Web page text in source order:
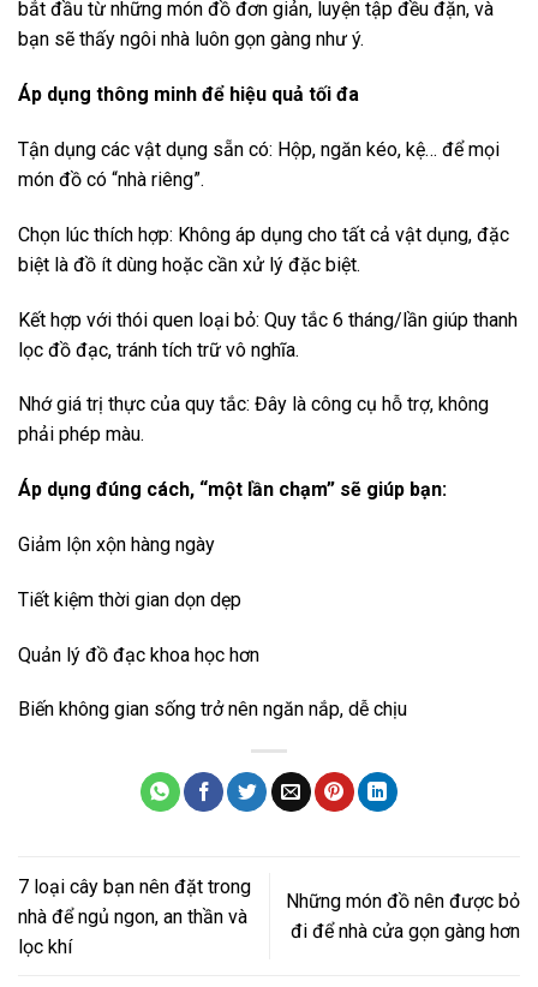
bắt đầu từ những món đồ đơn giản, luyện tập đều đặn, và
bạn sẽ thấy ngôi nhà luôn gọn gàng như ý.
Áp dụng thông minh để hiệu quả tối đa
Tận dụng các vật dụng sẵn có: Hộp, ngăn kéo, kệ… để mọi
món đồ có “nhà riêng”.
Chọn lúc thích hợp: Không áp dụng cho tất cả vật dụng, đặc
biệt là đồ ít dùng hoặc cần xử lý đặc biệt.
Kết hợp với thói quen loại bỏ: Quy tắc 6 tháng/lần giúp thanh
lọc đồ đạc, tránh tích trữ vô nghĩa.
Nhớ giá trị thực của quy tắc: Đây là công cụ hỗ trợ, không
phải phép màu.
Áp dụng đúng cách, “một lần chạm” sẽ giúp bạn:
Giảm lộn xộn hàng ngày
Tiết kiệm thời gian dọn dẹp
Quản lý đồ đạc khoa học hơn
Biến không gian sống trở nên ngăn nắp, dễ chịu
7 loại cây bạn nên đặt trong
nhà để ngủ ngon, an thần và
lọc khí
Những món đồ nên được bỏ
đi để nhà cửa gọn gàng hơn